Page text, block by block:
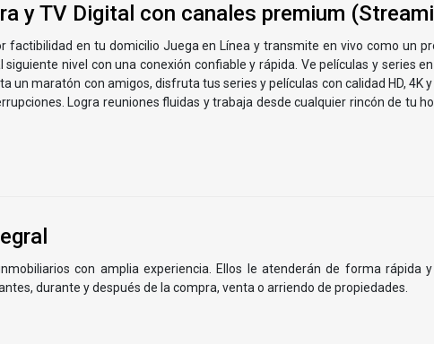
y TV Digital con canales premium
factibilidad en tu domicilio Juega en Línea y transmite en vivo como un
nivel con una conexión confiable y rápida​. Ve películas y series en
un maratón con amigos, disfruta tus series y películas con calidad HD, 4K
Logra reuniones fluidas y trabaja desde cualquier rincón de tu
con amplia experiencia. Ellos le atenderán de forma rápida
durante y después de la compra, venta o arriendo de propiedades.